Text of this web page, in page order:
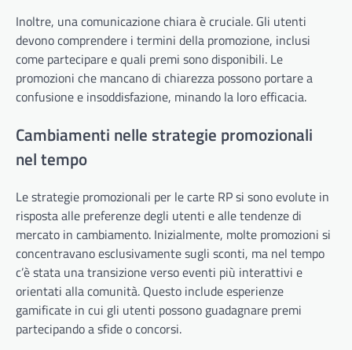
Inoltre, una comunicazione chiara è cruciale. Gli utenti
devono comprendere i termini della promozione, inclusi
come partecipare e quali premi sono disponibili. Le
promozioni che mancano di chiarezza possono portare a
confusione e insoddisfazione, minando la loro efficacia.
Cambiamenti nelle strategie promozionali
nel tempo
Le strategie promozionali per le carte RP si sono evolute in
risposta alle preferenze degli utenti e alle tendenze di
mercato in cambiamento. Inizialmente, molte promozioni si
concentravano esclusivamente sugli sconti, ma nel tempo
c’è stata una transizione verso eventi più interattivi e
orientati alla comunità. Questo include esperienze
gamificate in cui gli utenti possono guadagnare premi
partecipando a sfide o concorsi.